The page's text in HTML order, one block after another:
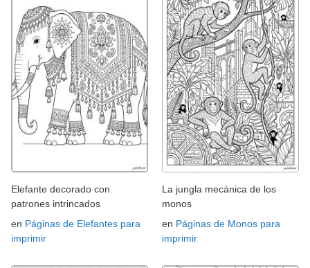
Elefante decorado con
patrones intrincados
en Páginas de Elefantes para
imprimir
La jungla mecánica de los
monos
en Páginas de Monos para
imprimir